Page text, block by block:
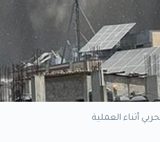
أثناء العملية